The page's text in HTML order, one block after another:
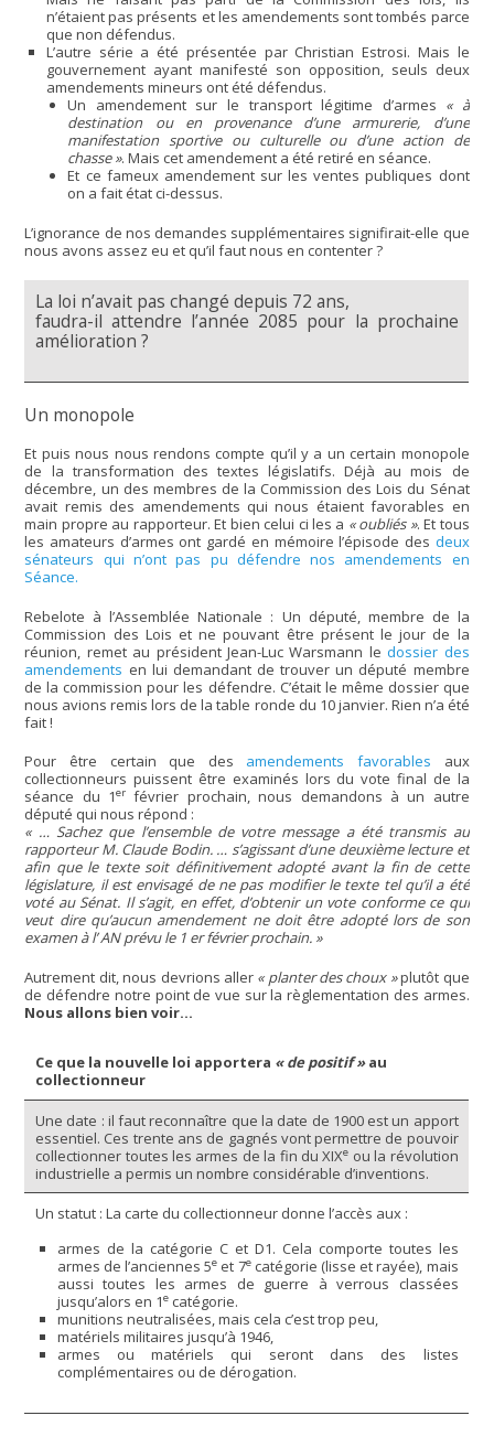
n’étaient pas présents et les amendements sont tombés parce
que non défendus.
L’autre série a été présentée par Christian Estrosi. Mais le
gouvernement ayant manifesté son opposition, seuls deux
amendements mineurs ont été défendus.
Un amendement sur le transport légitime d’armes « à
destination ou en provenance d’une armurerie, d’une
manifestation sportive ou culturelle ou d’une action de
chasse ». Mais cet amendement a été retiré en séance.
Et ce fameux amendement sur les ventes publiques dont
on a fait état ci-dessus.
L’ignorance de nos demandes supplémentaires signifirait-elle que
nous avons assez eu et qu’il faut nous en contenter ?
La loi n’avait pas changé depuis 72 ans,
faudra-il attendre l’année 2085 pour la prochaine
amélioration ?
Un monopole
Et puis nous nous rendons compte qu’il y a un certain monopole
de la transformation des textes législatifs. Déjà au mois de
décembre, un des membres de la Commission des Lois du Sénat
avait remis des amendements qui nous étaient favorables en
main propre au rapporteur. Et bien celui ci les a « oubliés ». Et tous
les amateurs d’armes ont gardé en mémoire l’épisode des deux
sénateurs qui n’ont pas pu défendre nos amendements en
Séance.
Rebelote à l’Assemblée Nationale : Un député, membre de la
Commission des Lois et ne pouvant être présent le jour de la
réunion, remet au président Jean-Luc Warsmann ledossier des
amendements en lui demandant de trouver un député membre
de la commission pour les défendre. C’était le même dossier que
nous avions remis lors de la table ronde du 10 janvier. Rien n’a été
fait !
Pour être certain que des amendements favorables aux
collectionneurs puissent être examinés lors du vote final de la
séance du 1er février prochain, nous demandons à un autre
député qui nous répond :
« … Sachez que l’ensemble de votre message a été transmis au
rapporteur M. Claude Bodin. … s’agissant d’une deuxième lecture et
afin que le texte soit définitivement adopté avant la fin de cette
législature, il est envisagé de ne pas modifier le texte tel qu’il a été
voté au Sénat. Il s’agit, en effet, d’obtenir un vote conforme ce qui
veut dire qu’aucun amendement ne doit être adopté lors de son
examen à l’ AN prévu le 1 er février prochain. »
Autrement dit, nous devrions aller « planter des choux »plutôt que
de défendre notre point de vue sur la règlementation des armes.
Nous allons bien voir…
Ce que la nouvelle loi apportera « de positif »au
collectionneur
Une date : il faut reconnaître que la date de 1900 est un apport
essentiel. Ces trente ans de gagnés vont permettre de pouvoir
collectionner toutes les armes de la fin du XIXe ou la révolution
industrielle a permis un nombre considérable d’inventions.
Un statut : La carte du collectionneur donne l’accès aux :
armes de la catégorie C et D1. Cela comporte toutes les
armes de l’anciennes 5e et 7ecatégorie (lisse et rayée), mais
aussi toutes les armes de guerre à verrous classées
jusqu’alors en 1ecatégorie.
munitions neutralisées, mais cela c’est trop peu,
matériels militaires jusqu’à 1946,
armes ou matériels qui seront dans des listes
complémentaires ou de dérogation.